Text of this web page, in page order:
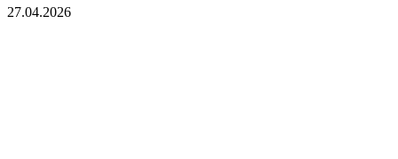
27.04.2026